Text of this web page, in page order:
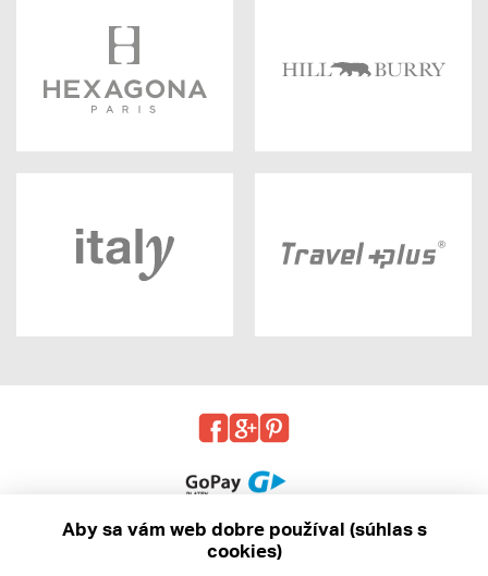
Aby sa vám web dobre používal (súhlas s
cookies)